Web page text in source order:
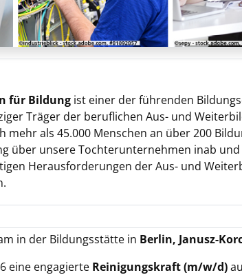
für Bildung ist einer der führenden
Träger der beruflichen Aus- und
mehr als 45.000 Menschen an über 200
über unsere Tochterunternehmen inab
Herausforderungen der Aus- und
in der Bildungsstätte in Berlin, Janusz-
eine engagierte Reinigungskraft (m/w/d)